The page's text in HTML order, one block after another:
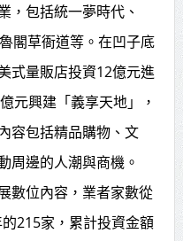
，包括統一夢時代、
閣草衙道等。在凹子底
式量販店投資12億元進
元興建「義享天地」，
容包括精品購物、文
周邊的人潮與商機。
數位內容，業者家數從
215家，累計投資金額